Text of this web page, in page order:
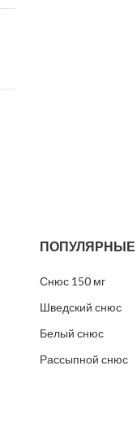
ПОПУЛЯРНЫЕ
Снюс 150 мг
Шведский снюс
Белый снюс
Рассыпной снюс